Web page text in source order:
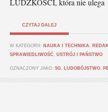
LUDZKOŚCI, która nie ulega
CZYTAJ DALEJ
W KATEGORII: NAUKA I TECHNIKA
SPRAWIEDLIWOŚĆ
USTRÓJ I PAŃSTWO
OZNACZONY JAKO: 5G LUDOBÓJSTWO